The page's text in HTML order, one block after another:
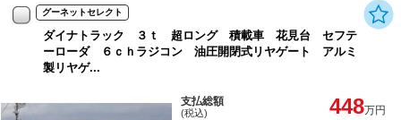
グーネットセレクト
ダイナトラック ３ｔ 超ロング 積載車 花見台 セフテ
ーローダ ６ｃｈラジコン 油圧開閉式リヤゲート アルミ
製リヤゲ...
支払総額
(税込) 448万円